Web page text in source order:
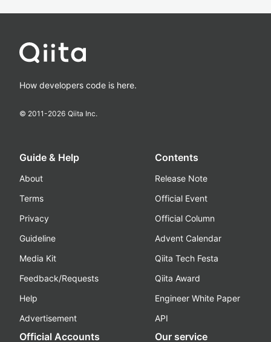
How developers code is here.
© 2011-2026 Qiita Inc.
Guide & Help
About
Terms
Privacy
Guideline
Media Kit
Feedback/Requests
Help
Advertisement
Contents
Release Note
Official Event
Official Column
Advent Calendar
Qiita Tech Festa
Qiita Award
Engineer White Paper
API
Official Accounts Our service